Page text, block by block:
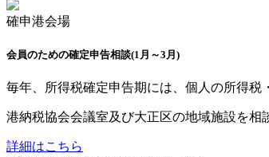
確申港会場
会員のための確定申告相談(1月～3月)
毎年、所得税確定申告期には、個人の所得税
港納税協会会議室及び大正区の地域施設を相
詳細はこちら